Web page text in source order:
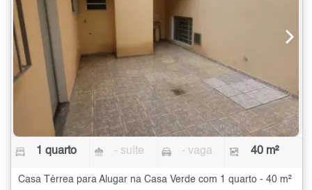
1 quarto - suíte - vaga 40 m²
Casa Térrea para Alugar na Casa Verde com 1 quarto - 40 m²